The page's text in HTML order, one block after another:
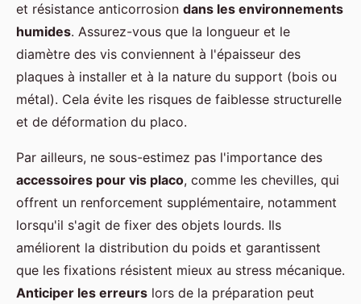
et résistance anticorrosion dans les environnements
humides. Assurez-vous que la longueur et le
diamètre des vis conviennent à l'épaisseur des
plaques à installer et à la nature du support (bois ou
métal). Cela évite les risques de faiblesse structurelle
et de déformation du placo.
Par ailleurs, ne sous-estimez pas l'importance des
accessoires pour vis placo, comme les chevilles, qui
offrent un renforcement supplémentaire, notamment
lorsqu'il s'agit de fixer des objets lourds. Ils
améliorent la distribution du poids et garantissent
que les fixations résistent mieux au stress mécanique.
Anticiper les erreurs lors de la préparation peut